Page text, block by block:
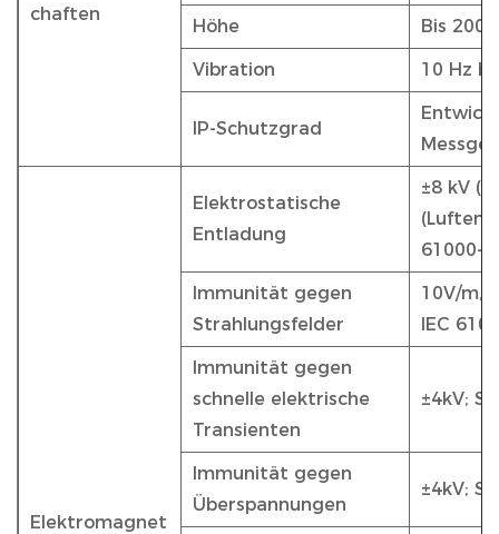
chaften
Höhe Bis
Vibration 10 Hz
IP-Schutzgrad
Elektromagnet
Elektrostatische
Entladung
±8 kV
61000-
Immunität gegen
Strahlungsfelder
10V/
IEC
Immunität gegen
schnelle elektrische
Transienten
±4kV;
Immunität gegen
Überspannungen
±4kV;